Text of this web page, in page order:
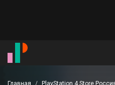
Главная PlayStation 4 Store